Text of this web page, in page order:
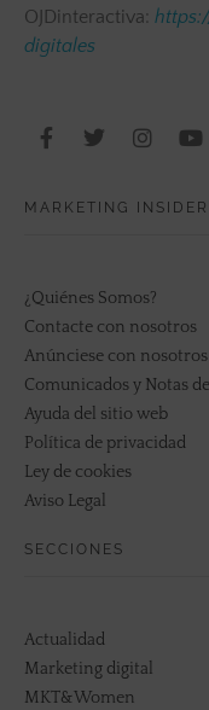
OJDinteractiva:
digitales
MARKETING
¿Quiénes Somos?
Contacte con nosotros
Anúnciese con nosotros
Comunicados y Notas
Ayuda del sitio web
Política de privacidad
Ley de cookies
Aviso Legal
SECCIONES
Actualidad
Marketing digital
MKT&Women